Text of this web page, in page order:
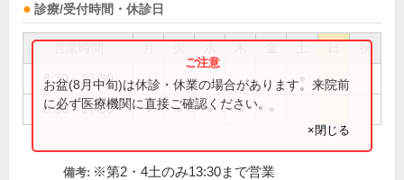
診療/受付時間・休診日
祝
8:30～12:30
8:30～17:30 ● ● ● ●
お盆(8月中旬)は休診・休業の場合があります。来院前
に必ず医療機関に直接ご確認ください。
×閉じる
備考: ※第2・4土のみ13:30まで営業